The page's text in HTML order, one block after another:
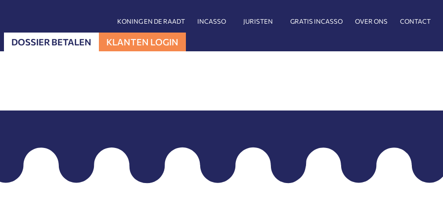
KONING EN DE RAADT INCASSO JURISTEN GRATIS INCASSO OVER ONS CONTACT
DOSSIER BETALEN KLANTEN LOGIN